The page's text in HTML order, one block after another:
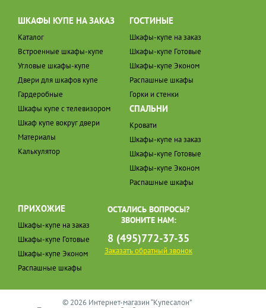
ШКАФЫ КУПЕ НА ЗАКАЗ
Каталог
Встроенные шкафы-купе
Угловые шкафы-купе
Двери для шкафов купе
Гардеробные
Шкафы купе с телевизором
Шкаф купе вокруг двери
Материалы
Калькулятор
ГОСТИНЫЕ
Шкафы-купе на заказ
Шкафы-купе Готовые
Шкафы-купе Эконом
Распашные шкафы
Горки и стенки
СПАЛЬНИ
Кровати
Шкафы-купе на заказ
Шкафы-купе Готовые
Шкафы-купе Эконом
Распашные шкафы
ПРИХОЖИЕ
Шкафы-купе на заказ
Шкафы-купе Готовые
Шкафы-купе Эконом
Распашные шкафы
ОСТАЛИСЬ ВОПРОСЫ?
ЗВОНИТЕ НАМ:
8 (495)772-37-35
Заказать обратный звонок
© 2026 Интернет-магазин “Купесалон”